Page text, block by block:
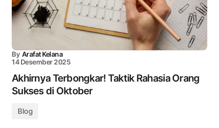
By Arafat Kelana
14 Desember 2025
Akhirnya Terbongkar! Taktik Rahasia Orang
Sukses di Oktober
Blog